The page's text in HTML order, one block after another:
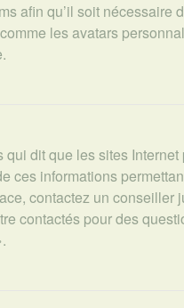
afin qu’il soit
les avatars
dit que les sites
informations
contactez un
contactés pour des